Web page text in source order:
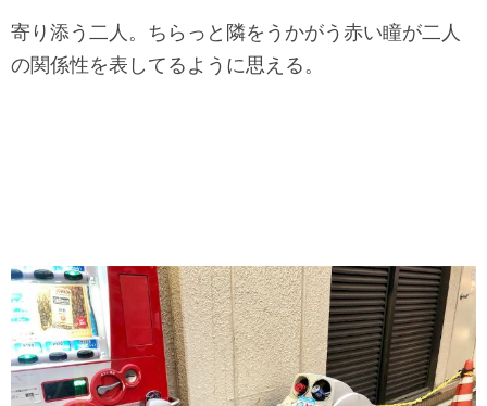
寄り添う二人。ちらっと隣をうかがう赤い瞳が二人
の関係性を表してるように思える。